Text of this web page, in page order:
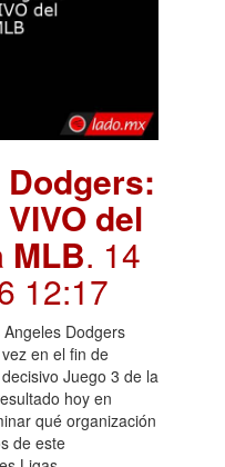
del
MLB. 14
12:17
Dodgers
en el fin de
Juego 3 de la
hoy en
qué organización
de este